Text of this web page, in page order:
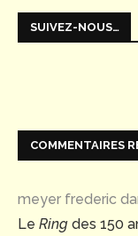
SUIVEZ-NOUS…
COMMENTAIRES
meyer frederic
Le Ring des 150